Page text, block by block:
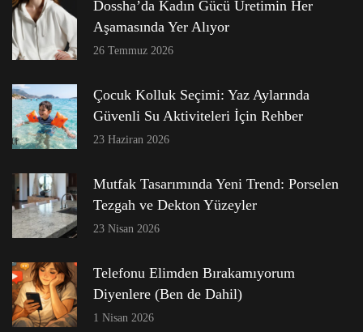
Dossha’da Kadın Gücü Üretimin Her
Aşamasında Yer Alıyor
26 Temmuz 2026
Çocuk Kolluk Seçimi: Yaz Aylarında
Güvenli Su Aktiviteleri İçin Rehber
23 Haziran 2026
Mutfak Tasarımında Yeni Trend: Porselen
Tezgah ve Dekton Yüzeyler
23 Nisan 2026
Telefonu Elimden Bırakamıyorum
Diyenlere (Ben de Dahil)
1 Nisan 2026